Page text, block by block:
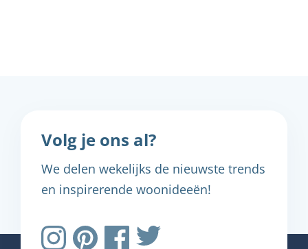
Volg je ons al?
We delen wekelijks de nieuwste trends
en inspirerende woonideeën!